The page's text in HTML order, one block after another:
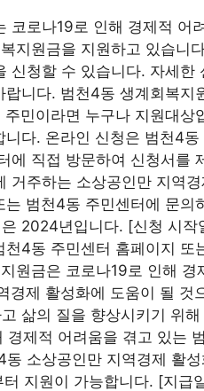
코로나19로 인해 경제적 어
지원금을 지원하고 있습니
신청할 수 있습니다. 자세
랍니다. 범천4동 생계회복
민이라면 누구나 지원대상
니다. 온라인 신청은 범천4
에 직접 방문하여 신청서를
거주하는 소상공인만 지역
는 범천4동 주민센터에 문
2024년입니다. [신청 시
천4동 주민센터 홈페이지
원금은 코로나19로 인해
경제 활성화에 도움이 될
삶의 질을 향상시키기 위
경제적 어려움을 겪고 있는
소상공인만 지역경제 활
지원이 가능합니다. [지급